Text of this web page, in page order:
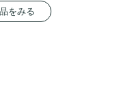
をみる